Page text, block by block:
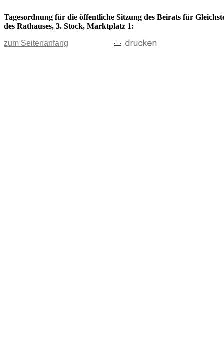
Tagesordnung für die öffentliche Sitzung des Beirats für
des Rathauses, 3. Stock, Marktplatz 1:
zum Seitenanfang